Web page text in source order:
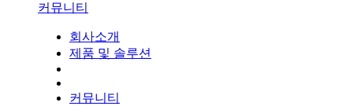
커뮤니티
회사소개
제품 및 솔루션
커뮤니티